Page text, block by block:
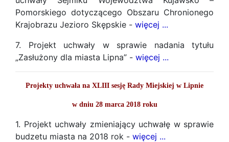
Pomorskiego dotyczącego Obszaru Chronionego
Krajobrazu Jezioro Skępskie - więcej ...
7. Projekt uchwały w sprawie nadania tytułu
„Zasłużony dla miasta Lipna” - więcej ...
Projekty uchwała na XLIII sesję Rady Miejskiej w Lipnie
w dniu 28 marca 2018 roku
1. Projekt uchwały zmieniający uchwałę w sprawie
budzetu miasta na 2018 rok - więcej ...